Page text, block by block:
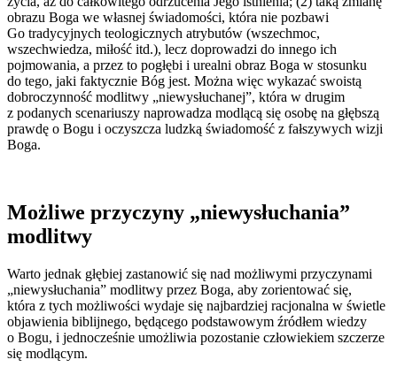
obrazu Boga we własnej świadomości, która nie pozbawi
Go tradycyjnych teologicznych atrybutów (wszechmoc,
wszechwiedza, miłość itd.), lecz doprowadzi do innego ich
pojmowania, a przez to pogłębi i urealni obraz Boga w stosunku
do tego, jaki faktycznie Bóg jest. Można więc wykazać swoistą
dobroczynność modlitwy „niewysłuchanej”, która w drugim
z podanych scenariuszy naprowadza modlącą się osobę na głębszą
prawdę o Bogu i oczyszcza ludzką świadomość z fałszywych wizji
Boga.
Możliwe przyczyny „niewysłuchania”
modlitwy
Warto jednak głębiej zastanowić się nad możliwymi przyczynami
„niewysłuchania” modlitwy przez Boga, aby zorientować się,
która z tych możliwości wydaje się najbardziej racjonalna w świetle
objawienia biblijnego, będącego podstawowym źródłem wiedzy
o Bogu, i jednocześnie umożliwia pozostanie człowiekiem szczerze
się modlącym.